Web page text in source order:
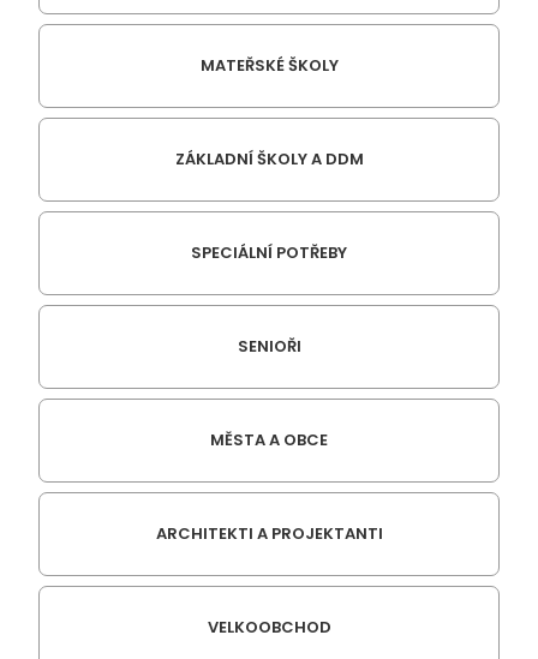
MATEŘSKÉ ŠKOLY
ZÁKLADNÍ ŠKOLY A DDM
SPECIÁLNÍ POTŘEBY
SENIOŘI
MĚSTA A OBCE
ARCHITEKTI A PROJEKTANTI
VELKOOBCHOD